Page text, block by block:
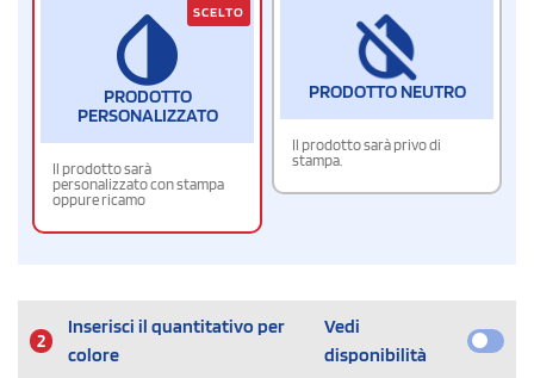
PRODOTTO
PERSONALIZZATO
Il prodotto sarà
personalizzato con stampa
oppure ricamo
SCELTO
PRODOTTO NEUTRO
Il prodotto sarà privo di
stampa.
2
Inserisci il quantitativo per
colore
Vedi
disponibilità